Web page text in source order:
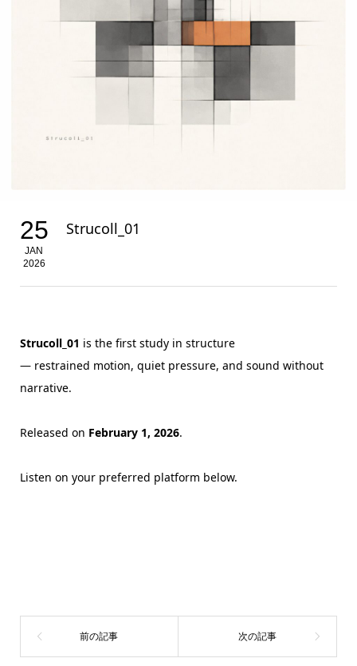
25
JAN
2026
Strucoll_01
Strucoll_01 is the first study in structure
— restrained motion, quiet pressure, and sound without
narrative.
Released on February 1, 2026.
Listen on your preferred platform below.